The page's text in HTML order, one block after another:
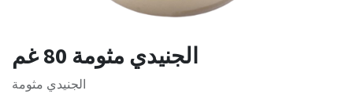
الجنيدي مثومة 80 غم
الجنيدي مثومة